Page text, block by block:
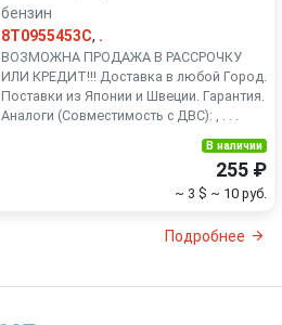
бензин
8T0955453C, .
ВОЗМОЖНА ПРОДАЖА В РАССРОЧКУ
ИЛИ КРЕДИТ!!! Доставка в любой Город.
Поставки из Японии и Швеции. Гарантия.
Аналоги (Совместимость с ДВС): , . . .
В наличии
255 ₽
~ 3 $ ~ 10 руб.
Подробнее